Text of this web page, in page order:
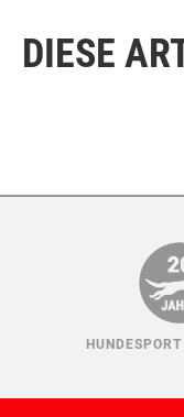
DIESE